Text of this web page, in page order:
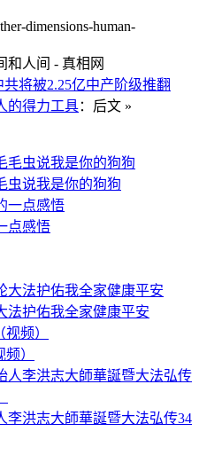
dimensions-human-
和人间 - 真相网
将被2.25亿中产阶级推翻
的得力工具：后文 »
虫说我是你的狗狗
点感悟
法护佑我全家健康平安
）
李洪志大師華誕暨大法弘传34